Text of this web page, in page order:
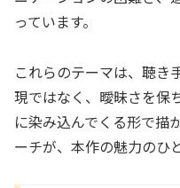
っています。
これらのテーマは、聴き
現ではなく、曖昧さを保
に染み込んでくる形で描
ーチが、本作の魅力のひ